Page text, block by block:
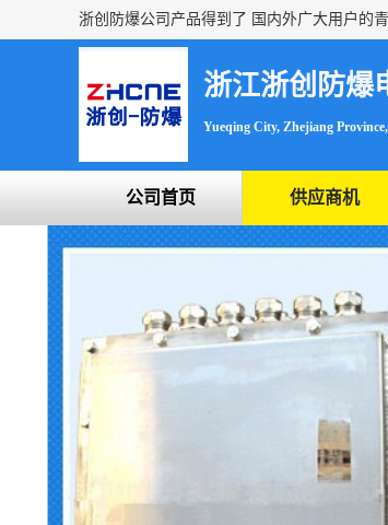
浙江浙创防爆
Yueqing City, Zhejiang
公司首页 供应商机